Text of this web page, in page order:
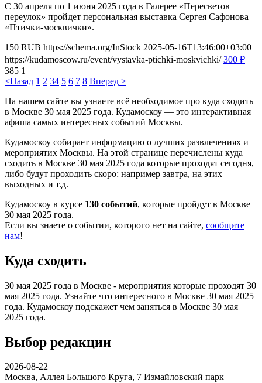
С 30 апреля по 1 июня 2025 года в Галерее «Пересветов
переулок» пройдет персональная выставка Сергея Сафонова
«Птички-москвички».
150 RUB https://schema.org/InStock 2025-05-16T13:46:00+03:00
https://kudamoscow.ru/event/vystavka-ptichki-moskvichki/ 300 ₽
385 1
<Назад 1 2 34 5 6 7 8 Вперед >
На нашем сайте вы узнаете всё необходимое про куда сходить
в Москве 30 мая 2025 года. Кудамоскоу — это интерактивная
афиша самых интересных событий Москвы.
Кудамоскоу собирает информацию о лучших развлечениях и
мероприятих Москвы. На этой странице перечислены куда
сходить в Москве 30 мая 2025 года которые проходят сегодня,
либо будут проходить скоро: например завтра, на этих
выходных и т.д.
Кудамоскоу в курсе 130 событий, которые пройдут в Москве
30 мая 2025 года.
Если вы знаете о событии, которого нет на сайте, сообщите
нам!
Куда сходить
30 мая 2025 года в Москве - мероприятия которые проходят 30
мая 2025 года. Узнайте что интересного в Москве 30 мая 2025
года. Кудамоскоу подскажет чем заняться в Москве 30 мая
2025 года.
Выбор редакции
2026-08-22
Москва, Аллея Большого Круга, 7 Измайловский парк